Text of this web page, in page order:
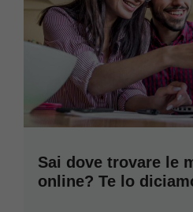
Sai dove trovare le
online? Te lo